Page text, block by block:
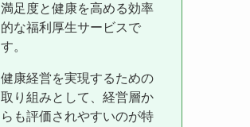
満足度と健康を高める効率
的な福利厚生サービスで
す。
健康経営を実現するための
取り組みとして、経営層か
らも評価されやすいのが特